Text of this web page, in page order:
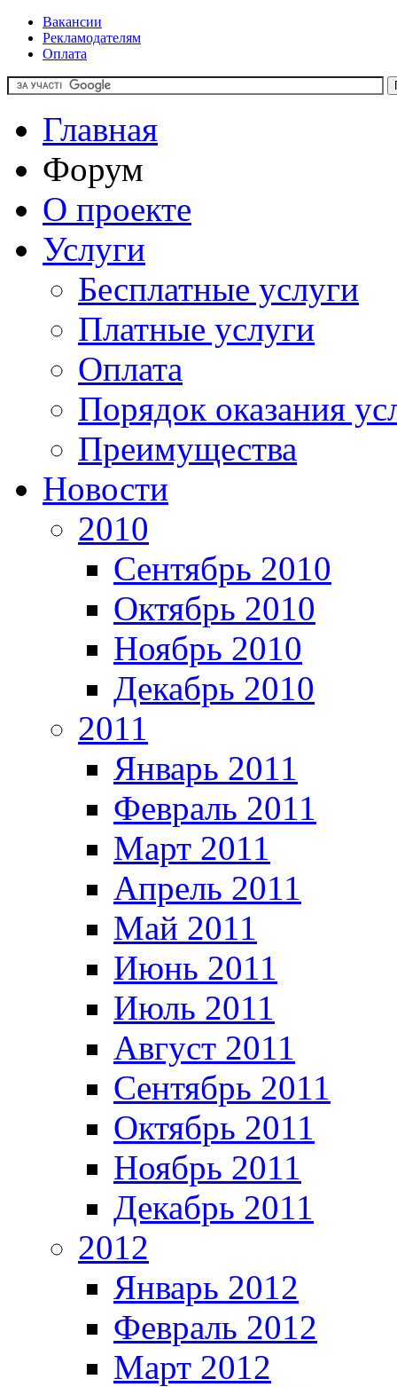
Вакансии
Рекламодателям
Оплата
Главная
Форум
О проекте
Услуги
Бесплатные услуги
Платные услуги
Оплата
Порядок оказания
Преимущества
Новости
2010
Сентябрь 2010
Октябрь 2010
Ноябрь 2010
Декабрь 2010
2011
Январь 2011
Февраль 2011
Март 2011
Апрель 2011
Май 2011
Июнь 2011
Июль 2011
Август 2011
Сентябрь 2011
Октябрь 2011
Ноябрь 2011
Декабрь 2011
2012
Январь 2012
Февраль 2012
Март 2012